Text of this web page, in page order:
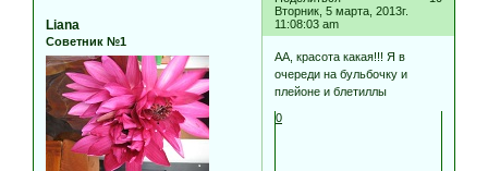
Вторник, 5 марта, 2013г.
11:08:03 am
Liana
Советник №1
АА, красота какая!!! Я в
очереди на бульбочку и
плейоне и блетиллы
0